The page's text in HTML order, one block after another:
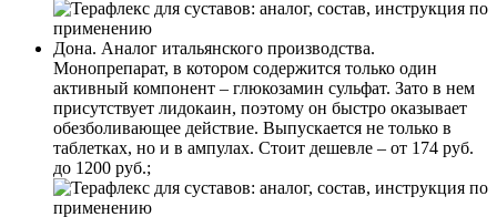
Дона. Аналог итальянского производства.
Монопрепарат, в котором содержится только один
активный компонент – глюкозамин сульфат. Зато в нем
присутствует лидокаин, поэтому он быстро оказывает
обезболивающее действие. Выпускается не только в
таблетках, но и в ампулах. Стоит дешевле – от 174 руб.
до 1200 руб.;